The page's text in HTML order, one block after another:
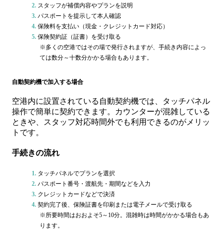
スタッフが補償内容やプランを説明
パスポートを提示して本人確認
保険料を支払い（現金・クレジットカード対応）
保険契約証（証書）を受け取る
※多くの空港ではその場で発行されますが、手続き内容によっ
ては数分～十数分かかる場合もあります。
自動契約機で加入する場合
空港内に設置されている自動契約機では、タッチパネル
操作で簡単に契約できます。カウンターが混雑している
ときや、スタッフ対応時間外でも利用できるのがメリッ
トです。
手続きの流れ
タッチパネルでプランを選択
パスポート番号・渡航先・期間などを入力
クレジットカードなどで決済
契約完了後、保険証書を印刷または電子メールで受け取る
※所要時間はおおよそ5～10分。混雑時は時間がかかる場合もあ
ります。